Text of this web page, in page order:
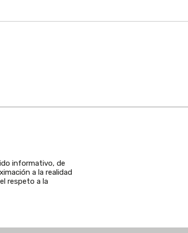
informativo, de
a la realidad
respeto a la